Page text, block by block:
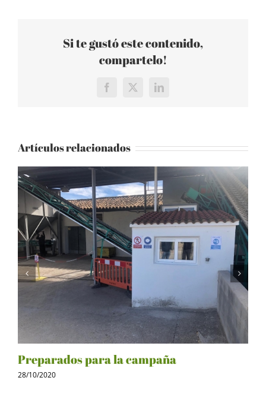
Si te gustó este contenido,
compartelo!
Facebook
X LinkedIn
Artículos relacionados
Preparados para la campaña
28/10/2020